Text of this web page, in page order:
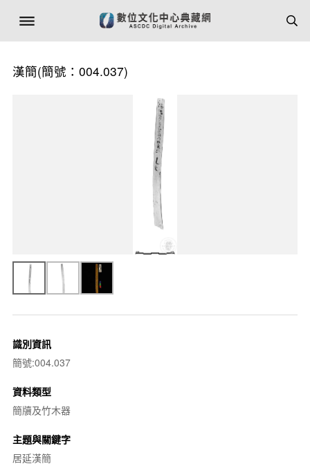
漢簡(簡號：004.037)
識別資訊
簡號:004.037
資料類型
簡牘及竹木器
主題與關鍵字
居延漢簡